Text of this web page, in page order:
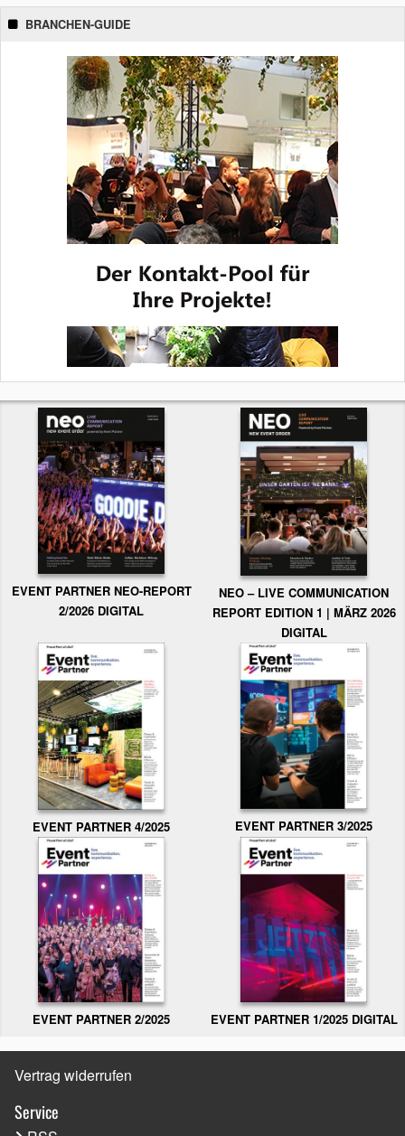
BRANCHEN-GUIDE
EVENT PARTNER NEO-REPORT
2/2026 DIGITAL
NEO – LIVE COMMUNICATION
REPORT EDITION 1 | MÄRZ 2026
DIGITAL
EVENT PARTNER 4/2025 EVENT PARTNER 3/2025
EVENT PARTNER 2/2025 EVENT PARTNER 1/2025 DIGITAL
Vertrag widerrufen
Service